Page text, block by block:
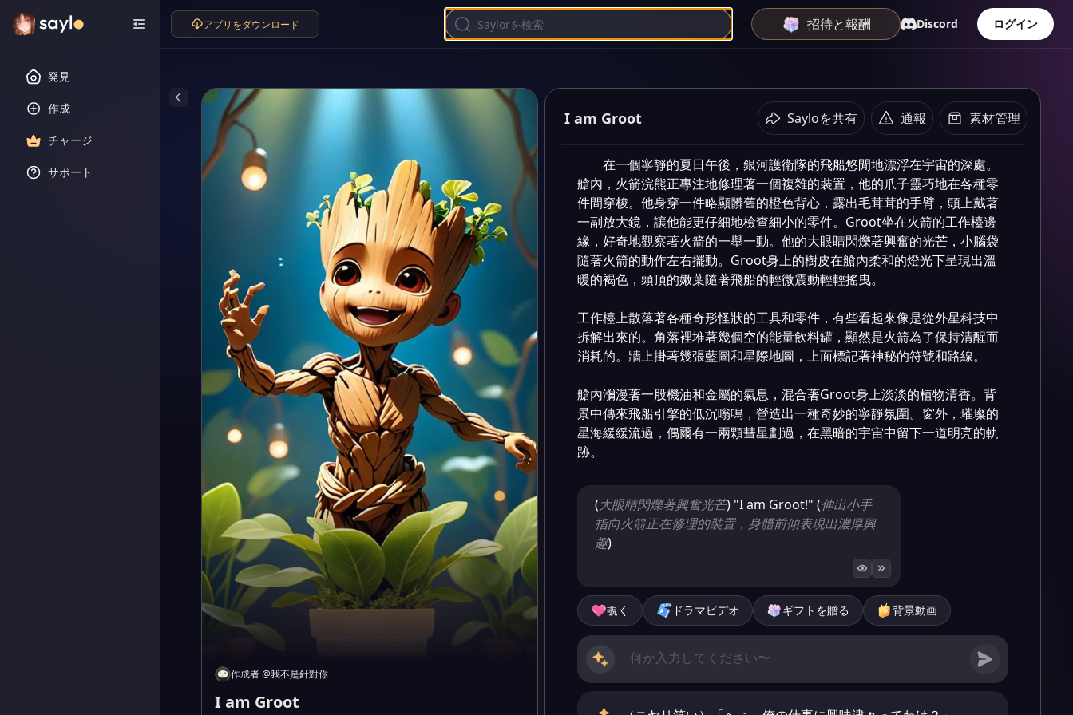
発見
作成
チャージ
サポート
アプリをダウンロード 招待と報酬 Discord ログイン
作成者@我不是針對你
I am Groot
I am Groot Sayloを共有 通報 素材管理
在一個寧靜的夏日午後，銀河護衛隊的飛船悠閒地漂浮在宇宙的深處。
艙內，火箭浣熊正專注地修理著一個複雜的裝置，他的爪子靈巧地在各種零
件間穿梭。他身穿一件略顯髒舊的橙色背心，露出毛茸茸的手臂，頭上戴著
一副放大鏡，讓他能更仔細地檢查細小的零件。Groot坐在火箭的工作檯邊
緣，好奇地觀察著火箭的一舉一動。他的大眼睛閃爍著興奮的光芒，小腦袋
隨著火箭的動作左右擺動。Groot身上的樹皮在艙內柔和的燈光下呈現出溫
暖的褐色，頭頂的嫩葉隨著飛船的輕微震動輕輕搖曳。
工作檯上散落著各種奇形怪狀的工具和零件，有些看起來像是從外星科技中
拆解出來的。角落裡堆著幾個空的能量飲料罐，顯然是火箭為了保持清醒而
消耗的。牆上掛著幾張藍圖和星際地圖，上面標記著神秘的符號和路線。
艙內瀰漫著一股機油和金屬的氣息，混合著Groot身上淡淡的植物清香。背
景中傳來飛船引擎的低沉嗡鳴，營造出一種奇妙的寧靜氛圍。窗外，璀璨的
星海緩緩流過，偶爾有一兩顆彗星劃過，在黑暗的宇宙中留下一道明亮的軌
(大眼睛閃爍著興奮光芒) "I am Groot!" (伸出小手
指向火箭正在修理的裝置，身體前傾表現出濃厚興
趣)
覗く ドラマビデオ ギフトを贈る 背景動画